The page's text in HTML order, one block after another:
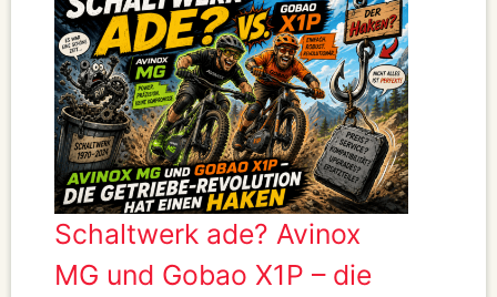
Schaltwerk ade? Avinox
MG und Gobao X1P – die